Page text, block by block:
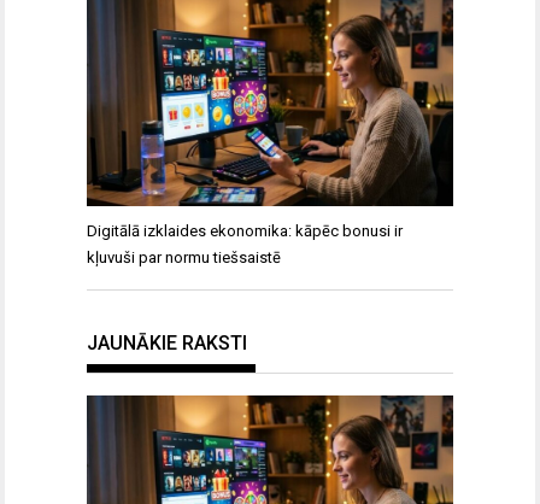
Digitālā izklaides ekonomika: kāpēc bonusi ir
kļuvuši par normu tiešsaistē
JAUNĀKIE RAKSTI